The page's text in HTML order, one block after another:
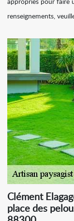
appropriés pour faire
renseignements,
Clément
place des